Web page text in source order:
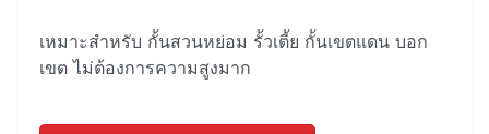
เหมาะสำหรับ กั้นสวนหย่อม รั้วเตี้ย กั้นเขตแดน บอก
เขต ไม่ต้องการความสูงมาก